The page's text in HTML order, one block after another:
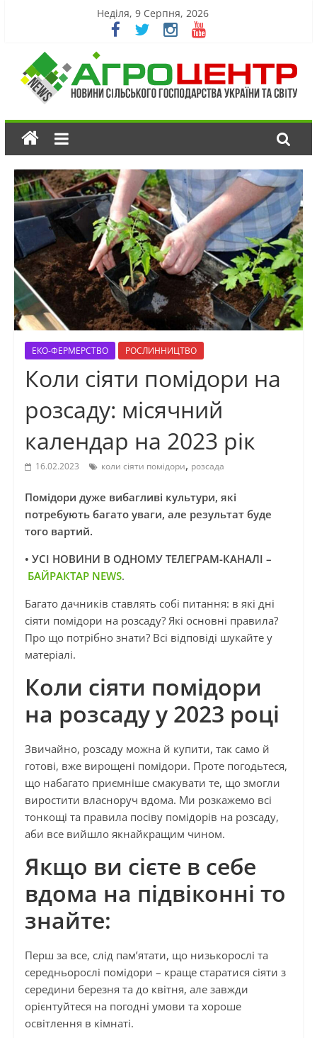
Неділя, 9 Серпня, 2026
ЕКО-ФЕРМЕРСТВО РОСЛИННИЦТВО
Коли сіяти помідори на
розсаду: місячний
календар на 2023 рік
16.02.2023 коли сіяти помідори, розсада
Помідори дуже вибагливі культури, які
потребують багато уваги, але результат буде
того вартий.
• УСІ НОВИНИ В ОДНОМУ ТЕЛЕГРАМ-КАНАЛІ –
БАЙРАКТАР NEWS.
Багато дачників ставлять собі питання: в які дні
сіяти помідори на розсаду? Які основні правила?
Про що потрібно знати? Всі відповіді шукайте у
матеріалі.
Коли сіяти помідори
на розсаду у 2023 році
Звичайно, розсаду можна й купити, так само й
готові, вже вирощені помідори. Проте погодьтеся,
що набагато приємніше смакувати те, що змогли
виростити власноруч вдома. Ми розкажемо всі
тонкощі та правила посіву помідорів на розсаду,
аби все вийшло якнайкращим чином.
Якщо ви сієте в себе
вдома на підвіконні то
знайте:
Перш за все, слід пам’ятати, що низькорослі та
середньорослі помідори – краще старатися сіяти з
середини березня та до квітня, але завжди
орієнтуйтеся на погодні умови та хороше
освітлення в кімнаті.